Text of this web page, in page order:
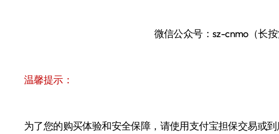
微信公众号：sz-cnmo（长按
温馨提示：
为了您的购买体验和安全保障，请使用支付宝担保交易或